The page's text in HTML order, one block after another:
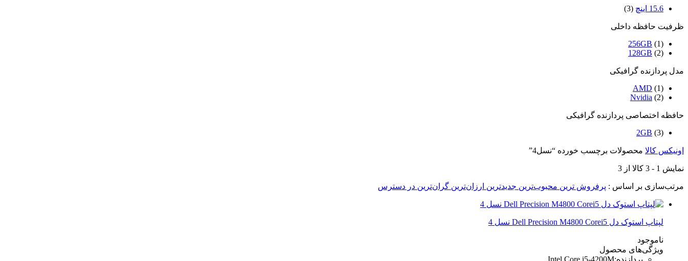
15.6 اینچ (3)
ظرفیت حافظه داخلی
256GB (1)
128GB (2)
مدل پردازنده گرافیکی
AMD (1)
Nvidia (2)
حافظه اختصاصی پردازنده گرافیکی
2GB (3)
اونیکس کالا محصولات برچسب خورده “نسل4”
نمایش 1
-
3 کالا از 3
مرتب‌سازی بر اساس : پرفروش ترین محبوب‌ترین جدیدترین ارزان‌ترین گران‌ترین در دسترس
لپتاپ استوک دل Dell Precision M4800 Corei5 نسل 4
ناموجود
ویژگی‌های محصول
پردازنده:
Intel Core i5-4200M